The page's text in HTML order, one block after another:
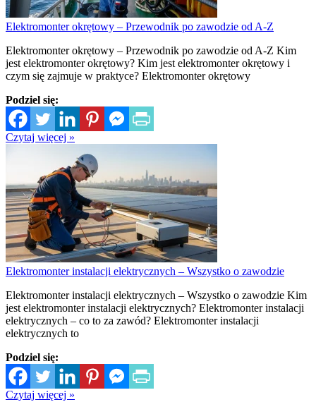
Elektromonter okrętowy – Przewodnik po zawodzie od A-Z
Elektromonter okrętowy – Przewodnik po zawodzie od A-Z Kim
jest elektromonter okrętowy? Kim jest elektromonter okrętowy i
czym się zajmuje w praktyce? Elektromonter okrętowy
Podziel się:
Czytaj więcej »
Elektromonter instalacji elektrycznych – Wszystko o zawodzie
Elektromonter instalacji elektrycznych – Wszystko o zawodzie Kim
jest elektromonter instalacji elektrycznych? Elektromonter instalacji
elektrycznych – co to za zawód? Elektromonter instalacji
elektrycznych to
Podziel się:
Czytaj więcej »